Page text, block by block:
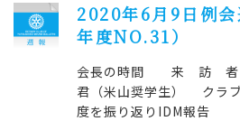
2020年6月9日例
年度NO.31）
会長の時間
君（米山奨学生）
度を振り返りIDM報